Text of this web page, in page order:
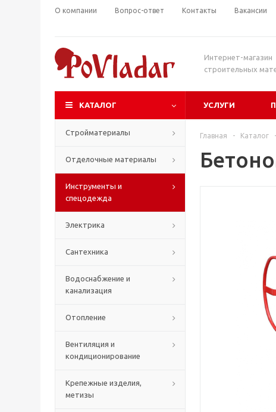
О компании Вопрос-ответ Контакты Вакансии
Интернет-магазин
строительных
КАТАЛОГ УСЛУГИ
Стройматериалы
Отделочные материалы
Инструменты и
спецодежда
Электрика
Сантехника
Водоснабжение и
канализация
Отопление
Вентиляция и
кондиционирование
Крепежные изделия,
метизы
Главная - Каталог -